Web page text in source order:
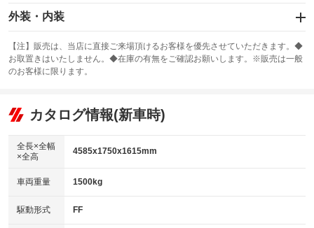
エアバッグ：運転席/助手席/サイド
：装備あり
：装備あり
サンルーフ
：装備なし ABS
リフトアップ
：装備なし
：装備なし
パワーウィンドウ
アイドリングストップ
：装備あり
USB入力端子
：装備なし
外装・内装
カーナビ：HDDナビ
：装備あり
TV
：装備なし
ビジュアル：-／DVD再生
：装備あり
アルミホイール：17インチ
：装備あり
HID(キセノンライト)
【注】販売は、当店に直接ご来場頂けるお客様を優先させていただきます。◆
お取置きはいたしません。◆在庫の有無をご確認お願いします。※販売は一般
のお客様に限ります。
カタログ情報(新車時)
全長×全幅
×全高
4585x1750x1615mm
車両重量 1500kg
駆動形式 FF